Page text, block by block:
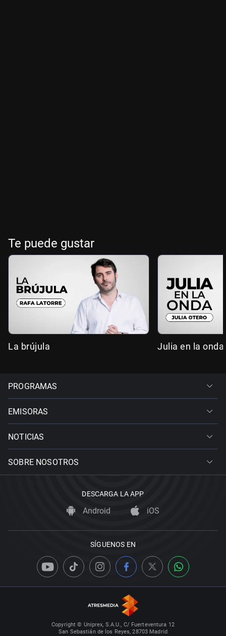
Te puede gustar
La brújula Julia en la onda
PROGRAMAS
EMISORAS
NOTICIAS
SOBRE NOSOTROS
DESCARGA LA APP
Android iOS
SÍGUENOS EN
Copyright © Uniprex, S.A.U., C/ Fuerteventura 12
San Sebastián de los Reyes, 28703 Madrid